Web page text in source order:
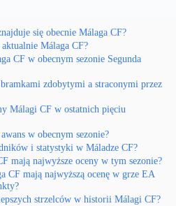
się obecnie Málaga CF?
Málaga CF?
CF w obecnym sezonie Segunda
zdobytymi a straconymi przez
Málagi CF w ostatnich pięciu
w obecnym sezonie?
i statystyki w Máladze CF?
mają najwyższe oceny w tym sezonie?
CF mają najwyższą ocenę w grze EA
strzelców w historii Málagi CF?